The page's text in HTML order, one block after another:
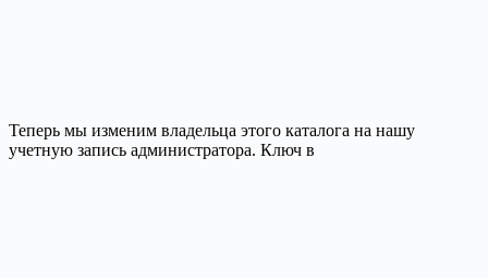
Теперь мы изменим владельца этого каталога на нашу
учетную запись администратора. Ключ в